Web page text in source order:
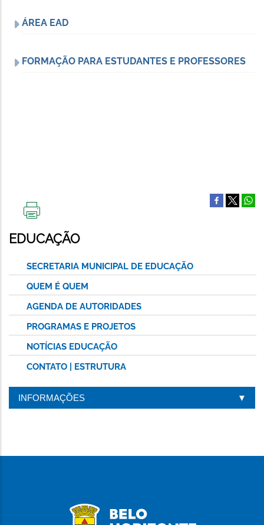
ÁREA EAD
FORMAÇÃO PARA ESTUDANTES E PROFESSORES
ESTA
PÁGINA
EDUCAÇÃO
SECRETARIA MUNICIPAL DE EDUCAÇÃO
QUEM É QUEM
AGENDA DE AUTORIDADES
PROGRAMAS E PROJETOS
NOTÍCIAS EDUCAÇÃO
CONTATO | ESTRUTURA
INFORMAÇÕES